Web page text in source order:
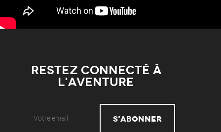
Restez connecté à
l'aventure